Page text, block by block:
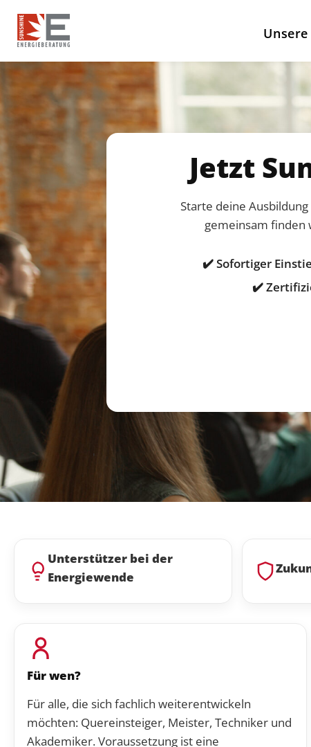
Jetzt
Starte deine
gemeinsam finden
✔️ Sofortiger
✔️
'
Unterstützer bei der
Energiewende
Für wen?
Für alle, die sich fachlich weiterentwickeln
möchten: Quereinsteiger, Meister, Techniker und
Akademiker. Voraussetzung ist eine